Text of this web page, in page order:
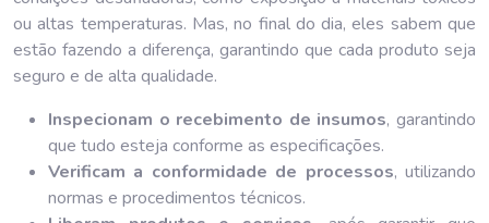
ou altas temperaturas. Mas, no final do dia, eles sabem que
estão fazendo a diferença, garantindo que cada produto seja
seguro e de alta qualidade.
Inspecionam o recebimento de insumos, garantindo
que tudo esteja conforme as especificações.
Verificam a conformidade de processos, utilizando
normas e procedimentos técnicos.